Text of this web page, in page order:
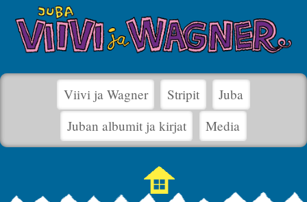
Viivi ja Wagner Stripit
Juba
Juban albumit ja kirjat
Media